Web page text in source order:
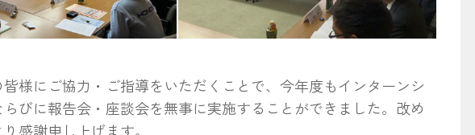
様にご協力・ご指導をいただくことで、今年度もインターンシ
らびに報告会・座談会を無事に実施することができました。改め
感謝申し上げます。